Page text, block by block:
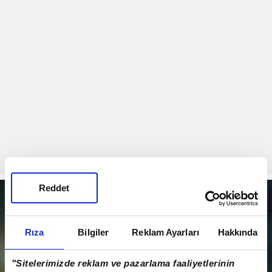
Rıza Bilgiler Reklam Ayarları Hakkında
"Sitelerimizde reklam ve pazarlama faaliyetlerinin
Reddet
EN SON VİDEOLAR